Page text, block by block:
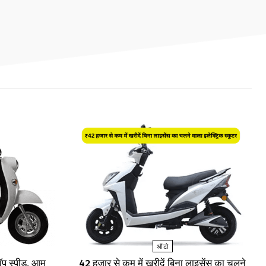
स्पीड, आम
ऑटो
₹42 हजार से कम में खरीदें बिना लाइसेंस का चलने